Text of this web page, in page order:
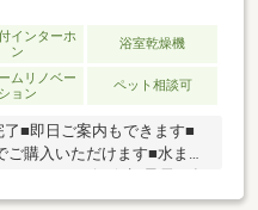
インターホ
ン
浴室乾燥機
ムリノベー
ション
ペット相談可
■即日ご案内もできます■
購入いただけます■水まわ
ターサービス保証最長10年
広島エリアの物件は地元に